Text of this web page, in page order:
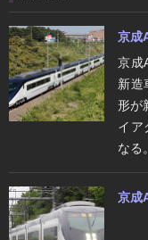
京成
京成
新造
形が
イア
なる
京成